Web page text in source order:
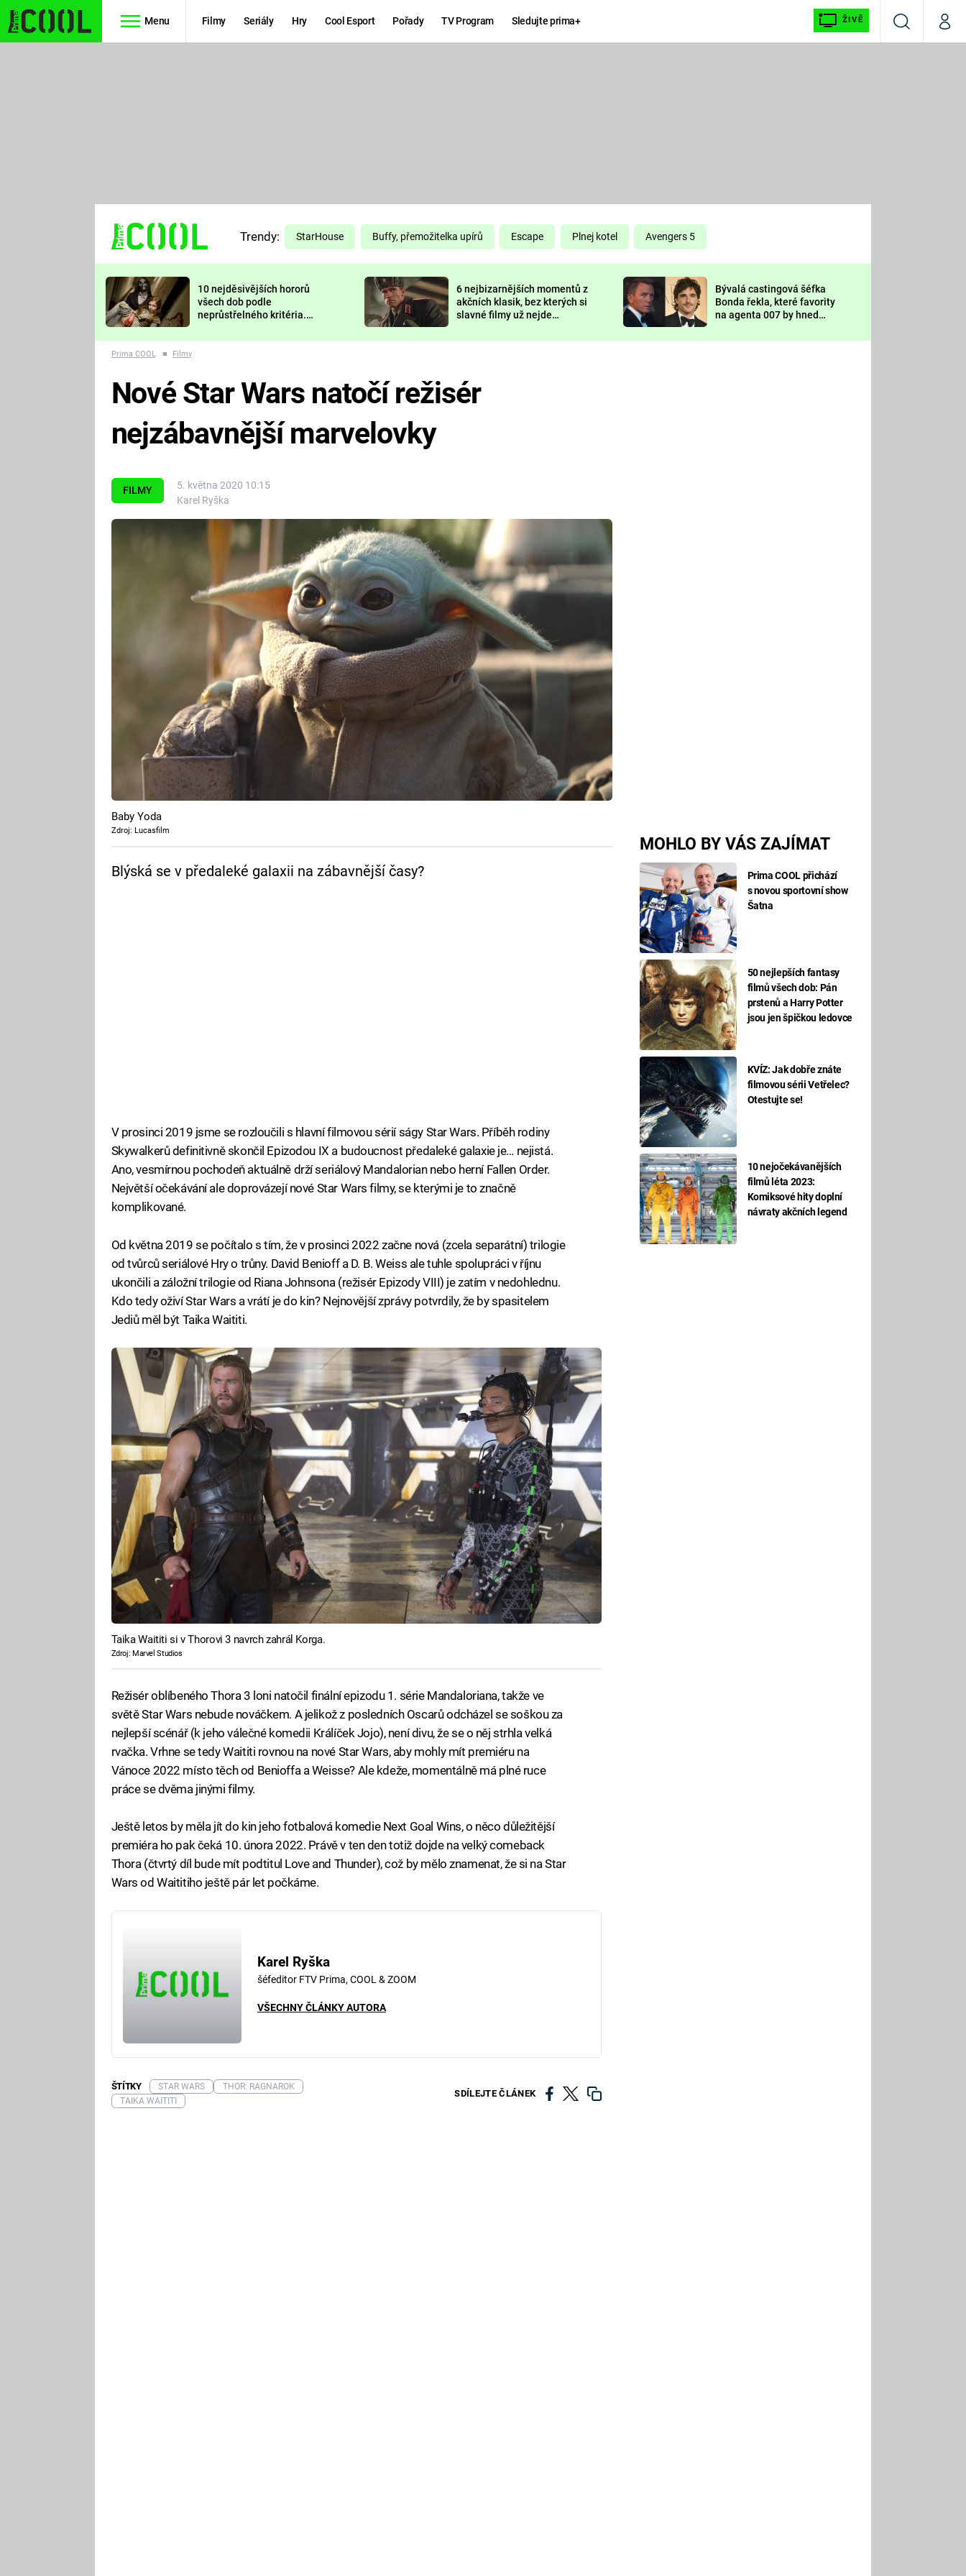
Menu Filmy Seriály Hry Cool Esport Pořady TV Program Sledujte prima+ ŽIVĚ
VyhledáváníMůj
TŘESKU
FUTURAMA
PREDÁTOR
DELIVERANCE
KOMEDIE
CHUCK
NORRIS
DEADPOOL
Prima LAJK
Sledujte nás
Trendy: StarHouse Buffy, přemožitelka upírů Escape Plnej kotel Avengers 5
10 nejděsivějších hororů
všech dob podle
neprůstřelného kritéria.
nejvíc zvednou tep?
6 nejbizarnějších momentů z
akčních klasik, bez kterých si
slavné filmy už nejde
Bývalá castingová šéfka
Bonda řekla, které favority
na agenta 007 by hned
Prima COOL ■ Filmy
FILMY
5. května 2020 10:15
Karel Ryška
MOHLO BY VÁS ZAJÍMAT
Prima COOL přichází
s novou sportovní show
Šatna
50 nejlepších fantasy
filmů všech dob: Pán
prstenů a Harry Potter
jsou jen špičkou ledovce
KVÍZ: Jak dobře znáte
filmovou sérii Vetřelec?
Otestujte se!
10 nejočekávanějších
filmů léta 2023:
Komiksové hity doplní
návraty akčních legend
Nové Star Wars natočí režisér
nejzábavnější marvelovky
Baby Yoda
Zdroj: Lucasfilm
Blýská se v předaleké galaxii na zábavnější časy?
V prosinci 2019 jsme se rozloučili s hlavní filmovou sérií ságy Star Wars. Příběh rodiny
Skywalkerů definitivně skončil Epizodou IX a budoucnost předaleké galaxie je… nejistá.
Ano, vesmírnou pochodeň aktuálně drží seriálový Mandalorian nebo herní Fallen Order.
Největší očekávání ale doprovázejí nové Star Wars filmy, se kterými je to značně
komplikované.
Od května 2019 se počítalo s tím, že v prosinci 2022 začne nová (zcela separátní) trilogie
od tvůrců seriálové Hry o trůny. David Benioff a D. B. Weiss ale tuhle spolupráci v říjnu
ukončili a záložní trilogie od Riana Johnsona (režisér Epizody VIII) je zatím v nedohlednu.
Kdo tedy oživí Star Wars a vrátí je do kin? Nejnovější zprávy potvrdily, že by spasitelem
Jediů měl být Taika Waititi.
Taika Waititi si v Thorovi 3 navrch zahrál Korga.
Zdroj: Marvel Studios
Režisér oblíbeného Thora 3 loni natočil finální epizodu 1. série Mandaloriana, takže ve
světě Star Wars nebude nováčkem. A jelikož z posledních Oscarů odcházel se soškou za
nejlepší scénář (k jeho válečné komedii Králíček Jojo), není divu, že se o něj strhla velká
rvačka. Vrhne se tedy Waititi rovnou na nové Star Wars, aby mohly mít premiéru na
Vánoce 2022 místo těch od Benioffa a Weisse? Ale kdeže, momentálně má plné ruce
práce se dvěma jinými filmy.
Ještě letos by měla jít do kin jeho fotbalová komedie Next Goal Wins, o něco důležitější
premiéra ho pak čeká 10. února 2022. Právě v ten den totiž dojde na velký comeback
Thora (čtvrtý díl bude mít podtitul Love and Thunder), což by mělo znamenat, že si na Star
Wars od Waititiho ještě pár let počkáme.
Karel Ryška
šéfeditor FTV Prima, COOL & ZOOM
VŠECHNY ČLÁNKY AUTORA
SDÍLEJTE ČLÁNEK
ŠTÍTKY STAR WARS
THOR: RAGNAROK
TAIKA WAITITI